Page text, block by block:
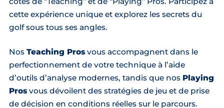
cette expérience unique et explorez les secrets du
golf sous tous ses angles.
Nos Teaching Prosvous accompagnent dans le
perfectionnement de votre technique à l’aide
d’outils d’analyse modernes, tandis que nos Playing
Prosvous dévoilent des stratégies de jeu et de prise
de décision en conditions réelles sur le parcours.